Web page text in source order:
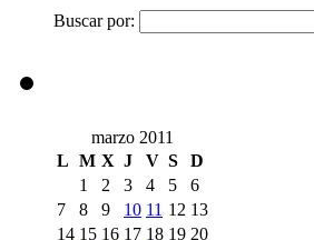
Buscar por:
marzo 2011
L M X J V S D
1 2 3 4 5
6
7
8 9 10 11 12 13
14 15 16 17 18 19 20